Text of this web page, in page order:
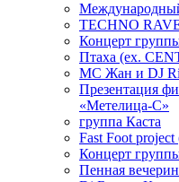
TECHNO
Концерт
Птаха (ex.
МС Жан и DJ
Презентация
«Метелица-С»
группа Каста
Fast Foot
Концерт
Пенная